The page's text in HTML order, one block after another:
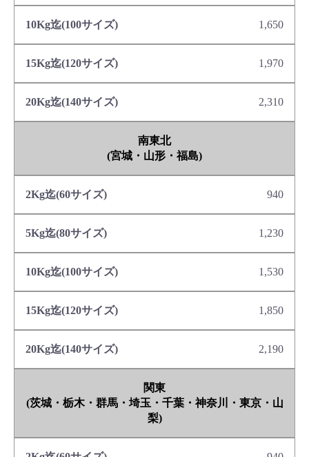
1,650
1,970
2,310
南東北
(宮城・山形・福島)
940
1,230
1,530
1,850
2,190
関東
(茨城・栃木・群馬・埼玉・千葉・神奈川・東京・山
梨)